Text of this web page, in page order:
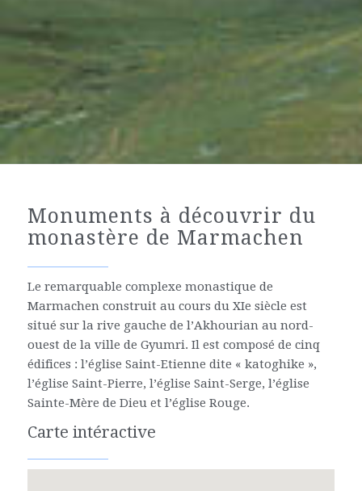
Monuments à découvrir du
monastère de Marmachen
Le remarquable complexe monastique de
Marmachen construit au cours du XIe siècle est
situé sur la rive gauche de l’Akhourian au nord-
ouest de la ville de Gyumri. Il est composé de cinq
édifices : l’église Saint-Etienne dite « katoghike »,
l’église Saint-Pierre, l’église Saint-Serge, l’église
Sainte-Mère de Dieu et l’église Rouge.
Carte intéractive